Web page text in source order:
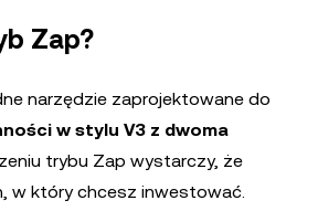
Zap?
narzędzie zaprojektowane do
w stylu V3 z dwoma
trybu Zap wystarczy, że
w który chcesz inwestować.